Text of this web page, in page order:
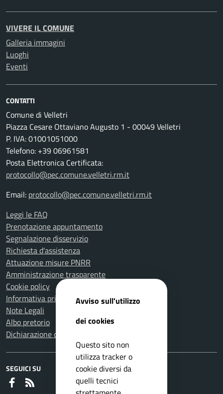
VIVERE IL COMUNE
Galleria immagini
Luoghi
Eventi
CONTATTI
Comune di Velletri
Piazza Cesare Ottaviano Augusto 1 - 00049 Velletri
P. IVA: 01001051000
Telefono: +39 06961581
Posta Elettronica Certificata:
protocollo@pec.comune.velletri.rm.it
Email: protocollo@pec.comune.velletri.rm.it
Leggi le FAQ
Prenotazione appuntamento
Segnalazione disservizio
Richiesta d'assistenza
Attuazione misure PNRR
Amministrazione trasparente
Cookie policy
Informativa privacy
Note Legali
Albo pretorio
Dichiarazione di accessibilità
SEGUICI SU
Faceboook
Avviso sull'utilizzo
dei cookies
Questo sito non
utilizza tracker o
cookie diversi da
quelli tecnici